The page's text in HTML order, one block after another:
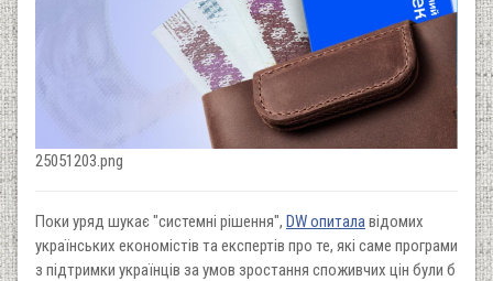
25051203.png
Поки уряд шукає "системні рішення", DW опиталавідомих
українських економістів та експертів про те, які саме програми
з підтримки українців за умов зростання споживчих цін були б